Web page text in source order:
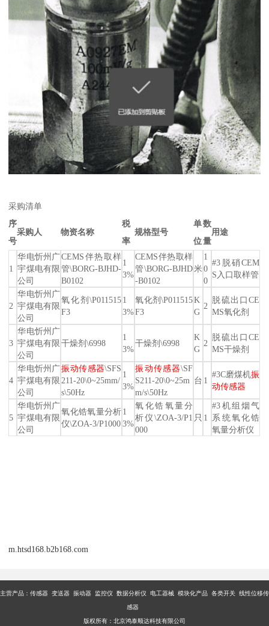
采购清单
序
号
采购人 物资名称
税
率
规格型号
单
位
数
量
用途
1
华电忻州广
宇煤电有限
公司
CEMS伴热取样
管\BORG-BJHD-
B0102
1
3%
CEMS伴热取样
管\BORG-BJHD
-B0102
米
1
0
0
#3脱硝CEM
S入口取样管
2
华电忻州广
宇煤电有限
公司
氧化剂\P011515
F3
1
3%
氧化剂\P011515
F3
K
G
2
脱硫出口CE
MS氧化剂
3
华电忻州广
宇煤电有限
公司
干燥剂\6998
1
3%
干燥剂\6998
K
G
2
脱硫出口CE
MS干燥剂
4
华电忻州广
宇煤电有限
公司
振动传感器\SFS
211-20\0~25mm/
s\50Hz
1
3%
振动传感器\SF
S211-20\0~25m
m/s\50Hz
台 1
#3C磨煤机振
动传感器
5
华电忻州广
宇煤电有限
公司
氧化锆氧量分析
仪\ZOA-3/P1000
1
3%
氧化锆氧量分
析仪\ZOA-3/P1
000
只 1
#3机组烟气
系统氧化锆
氧量分析仪
m.htsd168.b2b168.com
主营产品：传感器 变送器 振动器 监控仪 数据分析仪 电工器械 模块化产品 各类开关 线性位移传
感器
版权所有：北京鸿泰顺达科技有限公司